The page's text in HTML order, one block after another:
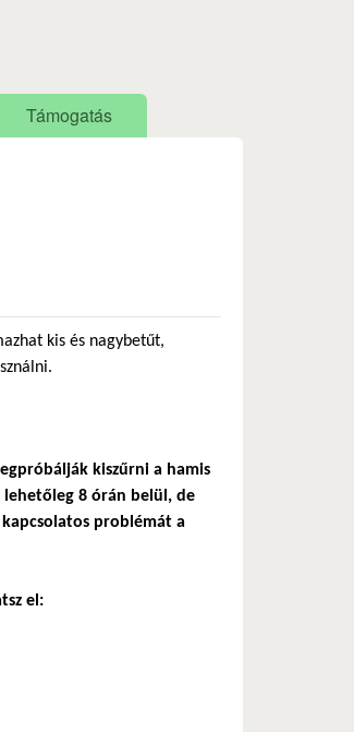
Támogatás
kis és nagybetűt,
kiszűrni a hamis
lehetőleg 8 órán belül, de
problémát a
el: